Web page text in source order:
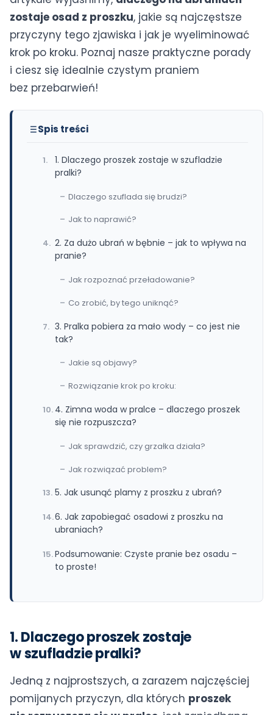
zostaje osad z proszku, jakie są najczęstsze
przyczyny tego zjawiska i jak je wyeliminować
krok po kroku. Poznaj nasze praktyczne porady
i ciesz się idealnie czystym praniem
bez przebarwień!
Spis treści
1. Dlaczego proszek zostaje w szufladzie
pralki?
Dlaczego szuflada się brudzi?
Jak to naprawić?
2. Za dużo ubrań w bębnie – jak to wpływa na
pranie?
Jak rozpoznać przeładowanie?
Co zrobić, by tego uniknąć?
3. Pralka pobiera za mało wody – co jest nie
tak?
Jakie są objawy?
Rozwiązanie krok po kroku:
4. Zimna woda w pralce – dlaczego proszek
się nie rozpuszcza?
Jak sprawdzić, czy grzałka działa?
Jak rozwiązać problem?
5. Jak usunąć plamy z proszku z ubrań?
6. Jak zapobiegać osadowi z proszku na
ubraniach?
Podsumowanie: Czyste pranie bez osadu –
to proste!
1. Dlaczego proszek zostaje
w szufladzie pralki?
Jedną z najprostszych, a zarazem najczęściej
pomijanych przyczyn, dla których proszek